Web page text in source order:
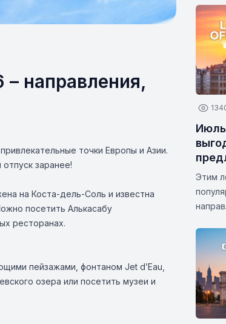
направления,
точки Европы и Азии.
заранее!
на Коста-дель-Соль и известна
посетить Алькасабу
ресторанах.
пейзажами, фонтаном Jet d’Eau,
озера или посетить музеи и
Этим
июле,